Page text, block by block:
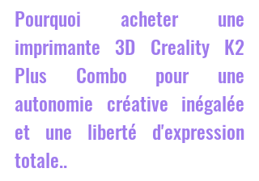
Pourquoi acheter une
imprimante 3D Creality K2
Plus Combo pour une
autonomie créative inégalée
et une liberté d'expression
totale..